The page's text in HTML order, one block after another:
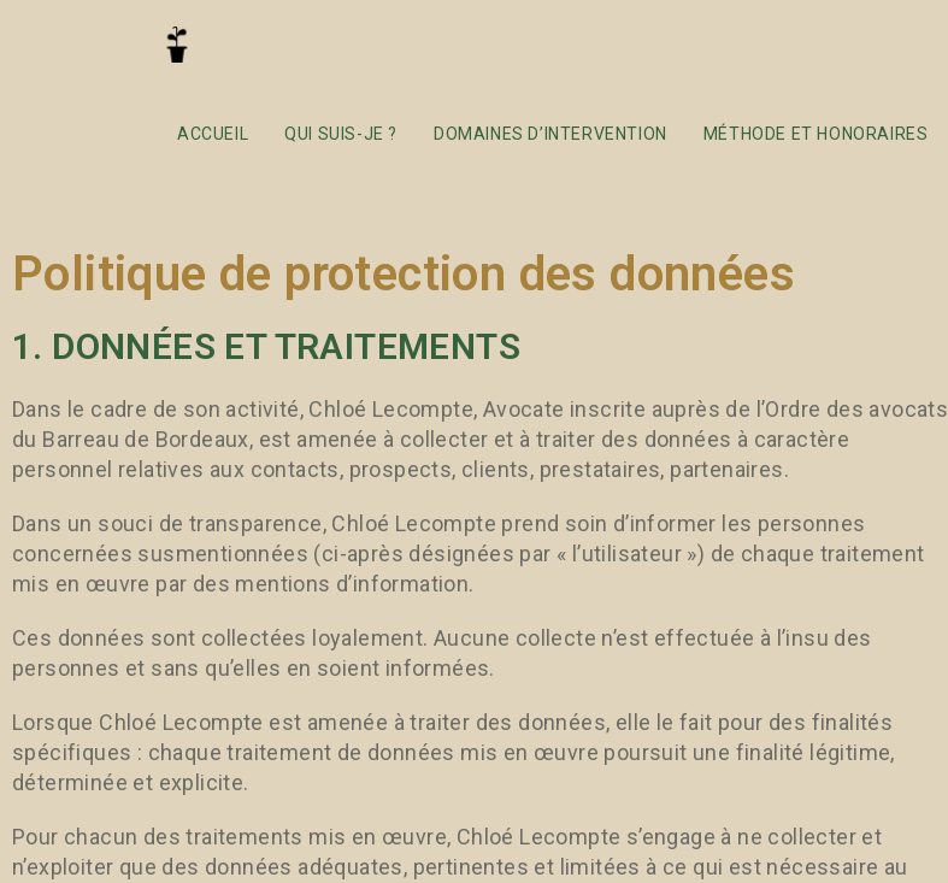
ACCUEIL QUI SUIS-JE ? DOMAINES D’INTERVENTION MÉTHODE ET HONORAIRES
Politique de protection des données
Politique de protection des données
1. DONNÉES ET TRAITEMENTS
Dans le cadre de son activité, Chloé Lecompte, Avocate inscrite auprès de l’Ordre des avocats
du Barreau de Bordeaux, est amenée à collecter et à traiter des données à caractère
personnel relatives aux contacts, prospects, clients, prestataires, partenaires.
Dans un souci de transparence, Chloé Lecompte prend soin d’informer les personnes
concernées susmentionnées (ci-après désignées par « l’utilisateur ») de chaque traitement
mis en œuvre par des mentions d’information.
Ces données sont collectées loyalement. Aucune collecte n’est effectuée à l’insu des
personnes et sans qu’elles en soient informées.
Lorsque Chloé Lecompte est amenée à traiter des données, elle le fait pour des finalités
spécifiques : chaque traitement de données mis en œuvre poursuit une finalité légitime,
déterminée et explicite.
Pour chacun des traitements mis en œuvre, Chloé Lecompte s’engage à ne collecter et
n’exploiter que des données adéquates, pertinentes et limitées à ce qui est nécessaire au